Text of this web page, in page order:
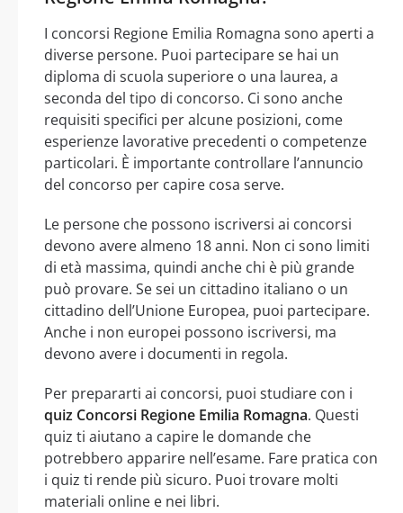
I concorsi Regione Emilia Romagna sono aperti a
diverse persone. Puoi partecipare se hai un
diploma di scuola superiore o una laurea, a
seconda del tipo di concorso. Ci sono anche
requisiti specifici per alcune posizioni, come
esperienze lavorative precedenti o competenze
particolari. È importante controllare l’annuncio
del concorso per capire cosa serve.
Le persone che possono iscriversi ai concorsi
devono avere almeno 18 anni. Non ci sono limiti
di età massima, quindi anche chi è più grande
può provare. Se sei un cittadino italiano o un
cittadino dell’Unione Europea, puoi partecipare.
Anche i non europei possono iscriversi, ma
devono avere i documenti in regola.
Per prepararti ai concorsi, puoi studiare con i
quiz Concorsi Regione Emilia Romagna. Questi
quiz ti aiutano a capire le domande che
potrebbero apparire nell’esame. Fare pratica con
i quiz ti rende più sicuro. Puoi trovare molti
materiali online e nei libri.